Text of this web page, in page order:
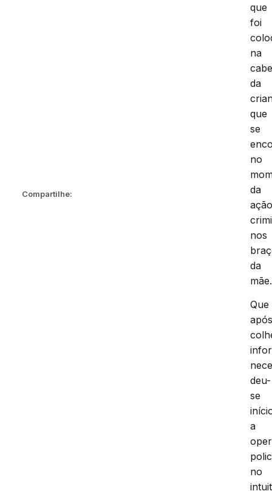
Compartilhe:
que
foi
na
da
que
se
no
da
nos
da
mãe.
Que
deu-
se
a
no